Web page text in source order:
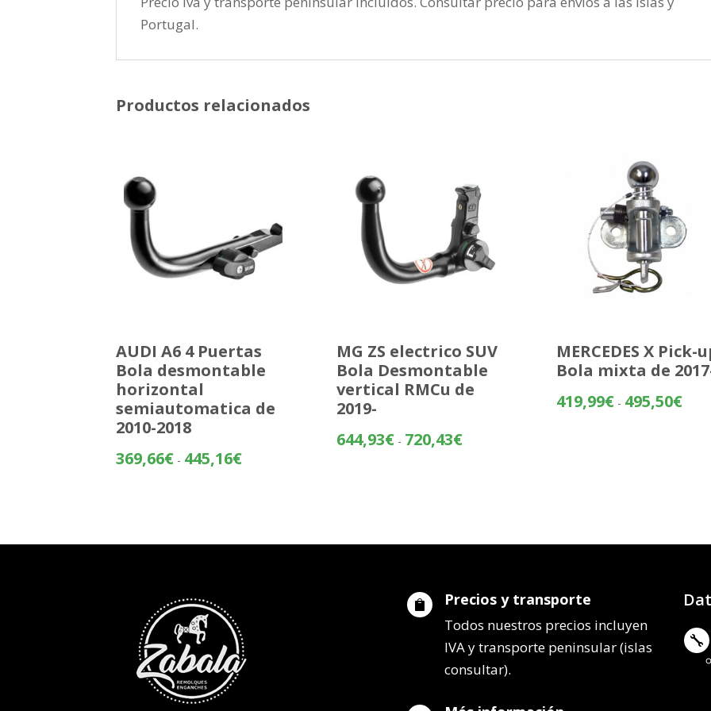
Portugal.
Productos relacionados
AUDI A6 4 Puertas
Bola desmontable
horizontal
semiautomatica de
2010-2018
369,66€ - 445,16€Rango
hasta
MG ZS electrico SUV
Bola Desmontable
vertical RMCu de
2019-
644,93€ - 720,43€Rango
720,43€
MERCEDES X Pick-
Bola mixta de
419,99€ - 495,50€
 Precios y transporte
Todos nuestros precios incluyen
IVA y transporte peninsular (islas
consultar).
